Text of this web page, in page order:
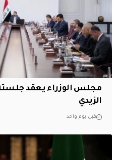
مجلس الوزراء يعقد جلسته
الزيدي
قبل يوم واحد